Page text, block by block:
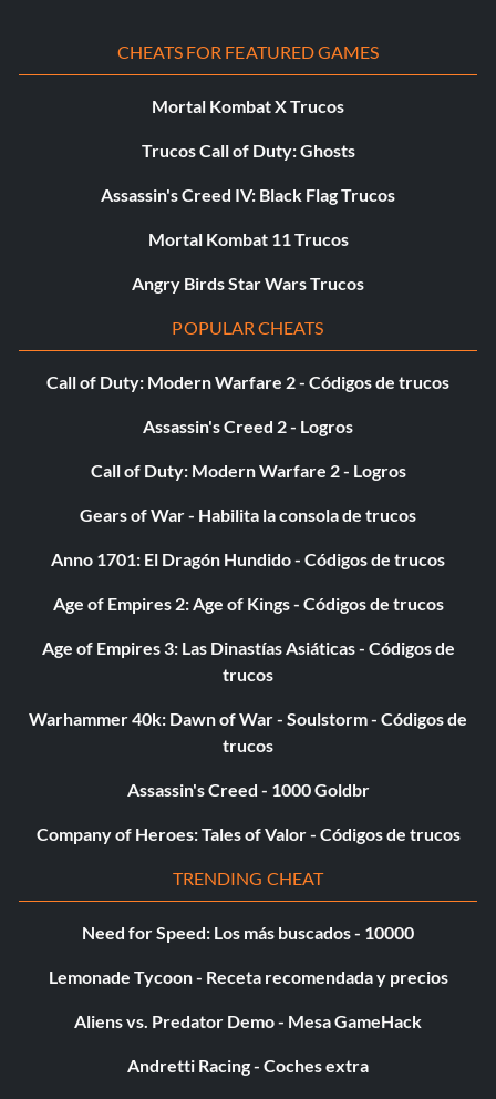
CHEATS FOR FEATURED GAMES
Mortal Kombat X Trucos
Trucos Call of Duty: Ghosts
Assassin's Creed IV: Black Flag Trucos
Mortal Kombat 11 Trucos
Angry Birds Star Wars Trucos
POPULAR CHEATS
Call of Duty: Modern Warfare 2 - Códigos de trucos
Assassin's Creed 2 - Logros
Call of Duty: Modern Warfare 2 - Logros
Gears of War - Habilita la consola de trucos
Anno 1701: El Dragón Hundido - Códigos de trucos
Age of Empires 2: Age of Kings - Códigos de trucos
Age of Empires 3: Las Dinastías Asiáticas - Códigos de
trucos
Warhammer 40k: Dawn of War - Soulstorm - Códigos de
trucos
Assassin's Creed - 1000 Goldbr
Company of Heroes: Tales of Valor - Códigos de trucos
TRENDING CHEAT
Need for Speed: Los más buscados - 10000
Lemonade Tycoon - Receta recomendada y precios
Aliens vs. Predator Demo - Mesa GameHack
Andretti Racing - Coches extra